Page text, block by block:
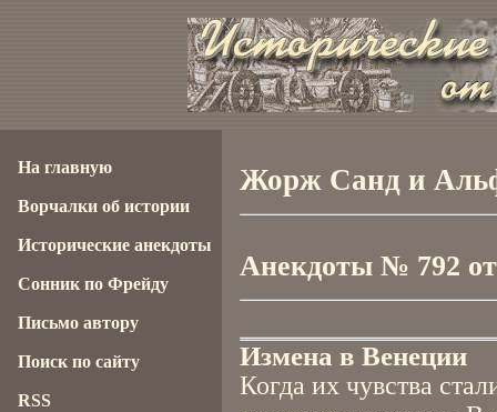
Жорж Санд и
Анекдоты № 792 от
Измена в Венеции
Когда их чувства
На главную
Ворчалки об истории
Исторические анекдоты
Сонник по Фрейду
Письмо автору
Поиск по сайту
RSS